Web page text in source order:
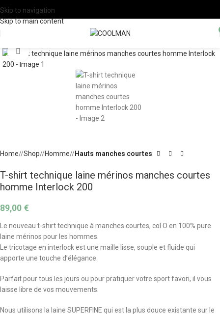
Skip to navigation
Skip to main content
COOLMAN® | LES JOURS EXTRA : -30% avec le code EXTRA30
Click to enlarge
Home/ Shop/ Homme/ Hauts manches courtes
T-shirt technique laine mérinos manches courtes
homme Interlock 200
89,00 €
Le nouveau t-shirt technique à manches courtes, col O en 100% pure
laine mérinos pour les hommes.
Le tricotage en interlock est une maille lisse, souple et fluide qui
apporte une touche d’élégance.
Parfait pour tous les jours ou pour pratiquer votre sport favori, il vous
laisse libre de vos mouvements.
Nous utilisons la laine SUPERFINE qui est la plus douce existante sur le